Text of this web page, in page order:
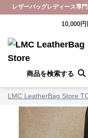
レザーバッグレディース専
10,000
商品を検索する
LMC LeatherBag Store